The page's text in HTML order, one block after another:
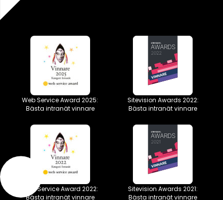
Web Service Award 2025:
Bästa intranät vinnare
Sitevision Awards 2022:
Bästa intranät vinnare
Web Service Award 2022:
Bästa intranät vinnare
Sitevision Awards 2021:
Bästa intranät vinnare